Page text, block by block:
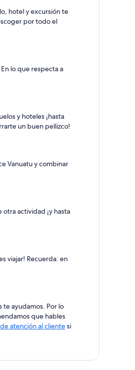
hotel y excursión te
por todo el
lo que respecta a
y hoteles ¡hasta
un buen pellizco!
Vanuatu y combinar
actividad ¡y hasta
viajar! Recuerda: en
te ayudamos. Por lo
que hables
atención al clientesi